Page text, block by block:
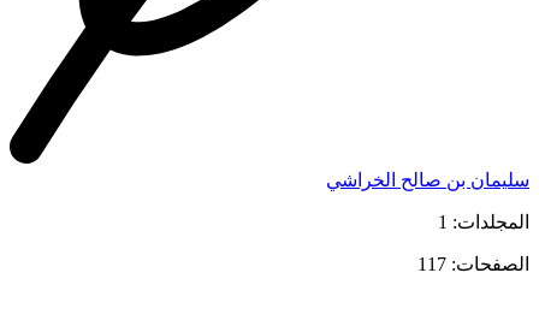
سليمان بن صالح الخراشي
المجلدات: 1
الصفحات: 117